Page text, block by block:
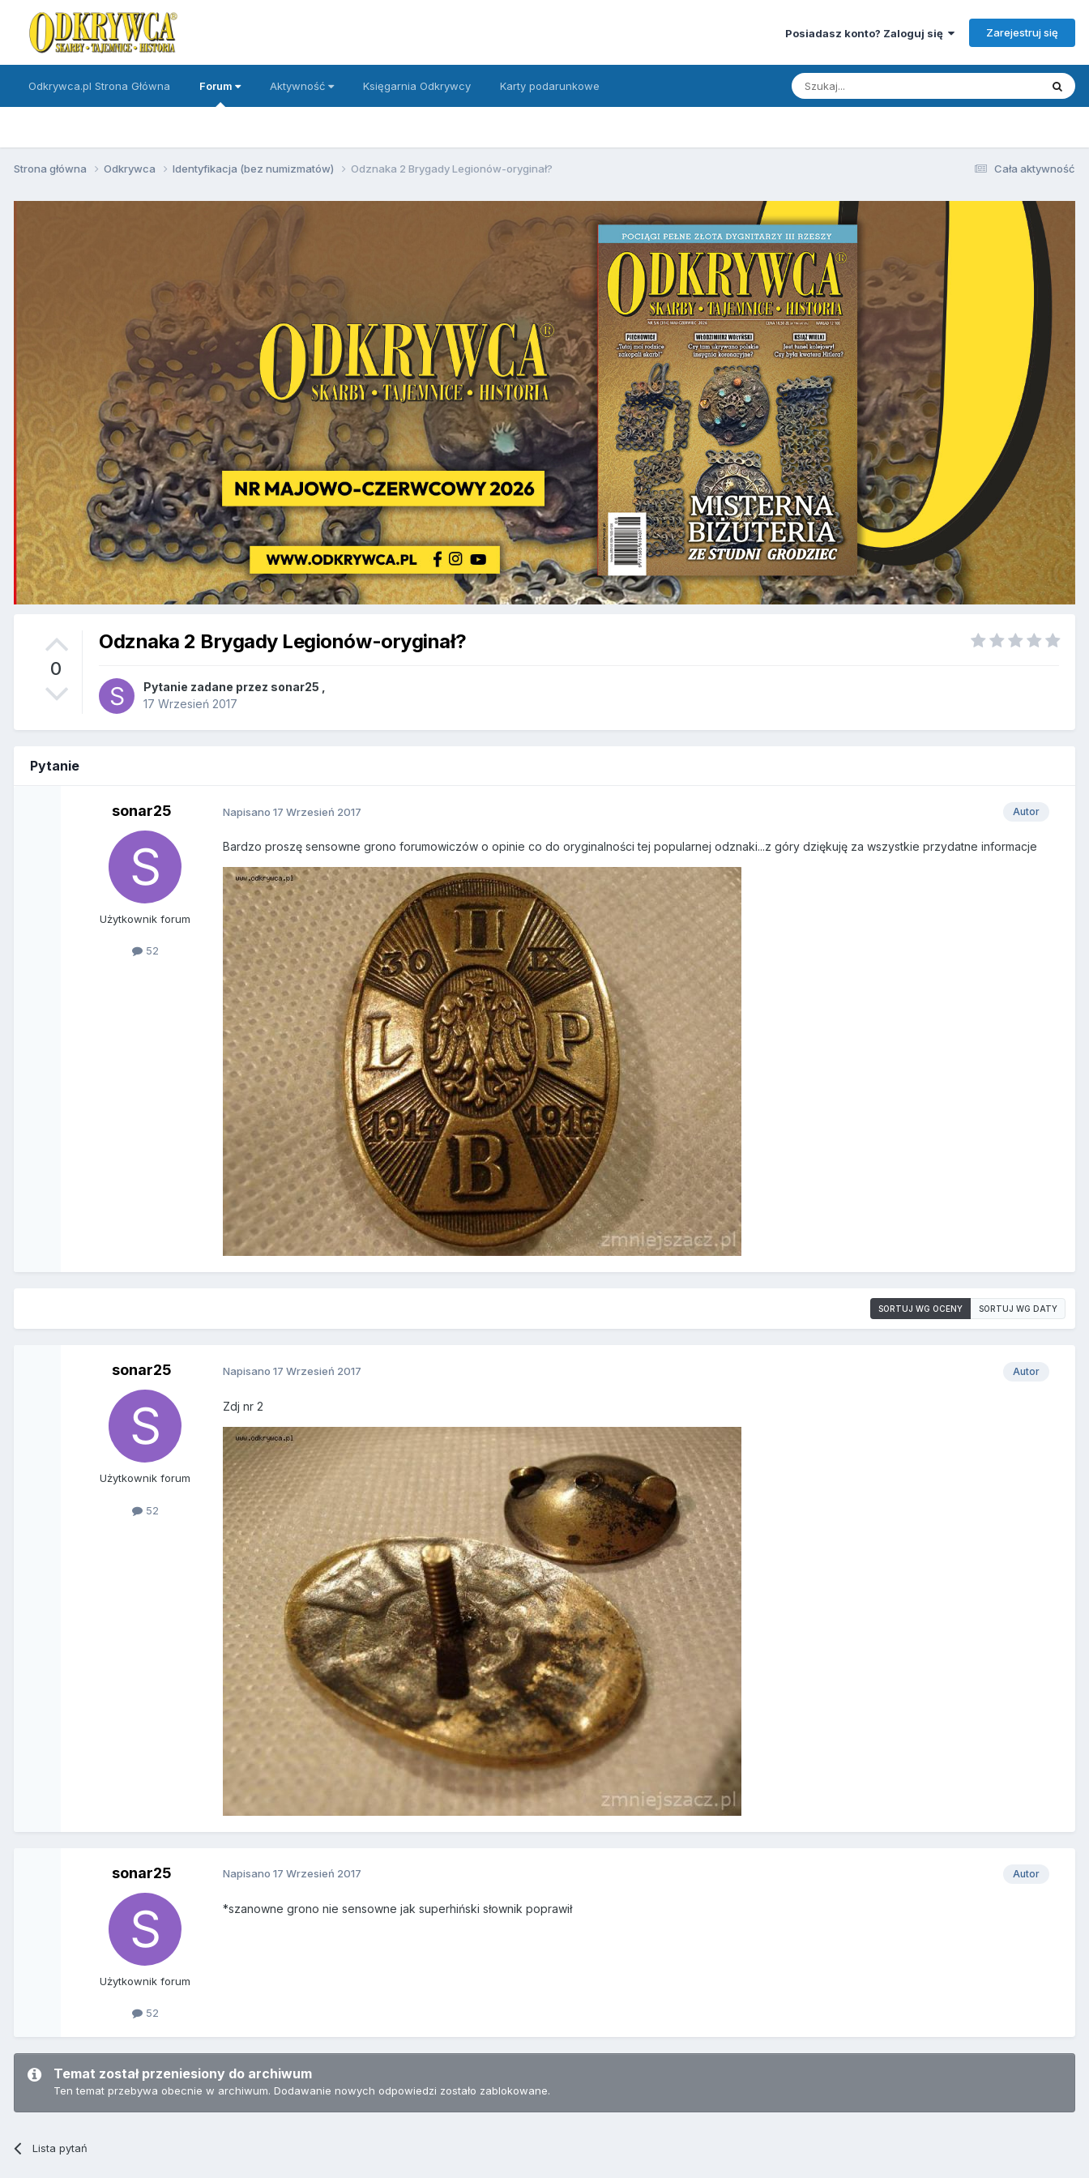
Posiadasz konto? Zaloguj się Zarejestruj się
Odkrywca.pl Strona Główna Forum Aktywność Księgarnia Odkrywcy Karty podarunkowe
Cała aktywność
Strona główna Odkrywca Identyfikacja (bez numizmatów) Odznaka 2 Brygady Legionów-oryginał?
0
Odznaka 2 Brygady Legionów-oryginał?
Pytanie zadane przez sonar25
17 Wrzesień 2017
Pytanie
sonar25
Użytkownik forum
52
Autor
Napisano17 Wrzesień 2017
Bardzo proszę sensowne grono forumowiczów o opinie co do oryginalności tej popularnej odznaki...z góry dziękuję za wszystkie przydatne informacje
SORTUJ WG OCENY SORTUJ WG DATY
sonar25
Użytkownik forum
52
Autor
Napisano17 Wrzesień 2017
Zdj nr 2
sonar25
Użytkownik forum
52
Autor
Napisano17 Wrzesień 2017
*szanowne grono nie sensowne jak superhiński słownik poprawił
Temat został przeniesiony do archiwum
Ten temat przebywa obecnie w archiwum. Dodawanie nowych odpowiedzi zostało zablokowane.
Lista pytań